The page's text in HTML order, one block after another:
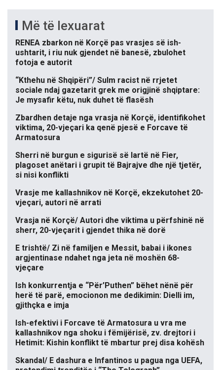
Më të lexuarat
RENEA zbarkon në Korçë pas vrasjes së ish-
ushtarit, i riu nuk gjendet në banesë, zbulohet
fotoja e autorit
“Kthehu në Shqipëri”/ Sulm racist në rrjetet
sociale ndaj gazetarit grek me origjinë shqiptare:
Je mysafir këtu, nuk duhet të flasësh
Zbardhen detaje nga vrasja në Korçë, identifikohet
viktima, 20-vjeçari ka qenë pjesë e Forcave të
Armatosura
Sherri në burgun e sigurisë së lartë në Fier,
plagoset anëtari i grupit të Bajrajve dhe një tjetër,
si nisi konflikti
Vrasje me kallashnikov në Korçë, ekzekutohet 20-
vjeçari, autori në arrati
Vrasja në Korçë/ Autori dhe viktima u përfshinë në
sherr, 20-vjeçarit i gjendet thika në dorë
E trishtë/ Zi në familjen e Messit, babai i ikones
argjentinase ndahet nga jeta në moshën 68-
vjeçare
Ish konkurrentja e “Për’Puthen” bëhet nënë për
herë të parë, emocionon me dedikimin: Dielli im,
gjithçka e imja
Ish-efektivi i Forcave të Armatosura u vra me
kallashnikov nga shoku i fëmijërisë, zv. drejtori i
Hetimit: Kishin konflikt të mbartur prej disa kohësh
Skandal/ E dashura e Infantinos u pagua nga UEFA,